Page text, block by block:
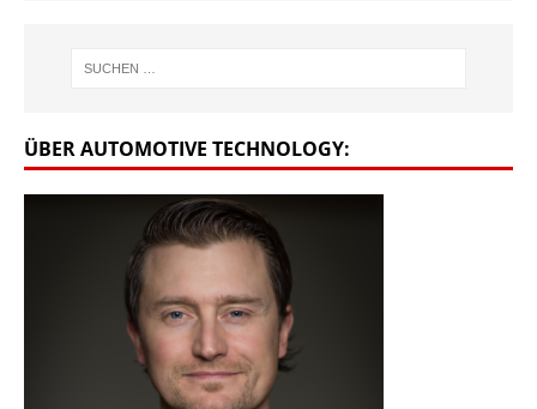
ÜBER AUTOMOTIVE TECHNOLOGY: